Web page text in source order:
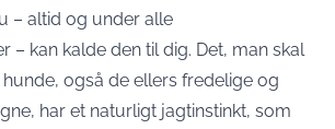
– altid og under alle
– kan kalde den til dig. Det, man skal
hunde, også de ellers fredelige og
har et naturligt jagtinstinkt, som